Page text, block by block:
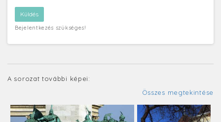
Bejelentkezés szükséges!
A sorozat további képei:
Összes megtekintése